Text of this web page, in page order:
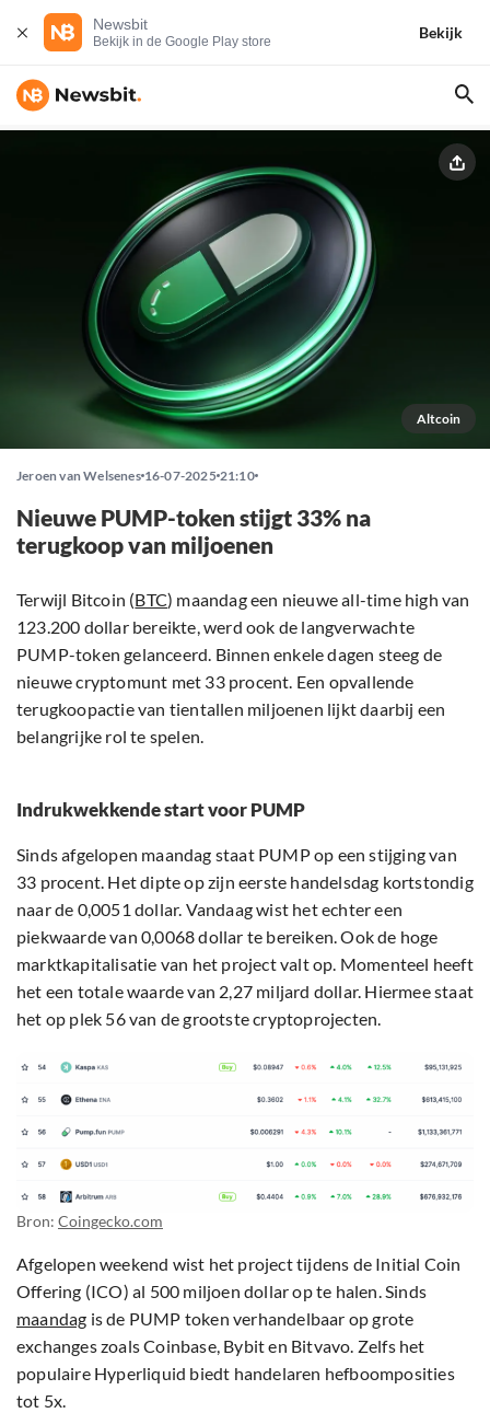
Newsbit
Bekijk in de Google Play store
Bekijk
Altcoin
Jeroen van Welsenes 16-07-2025 21:10
Nieuwe PUMP-token stijgt 33% na
terugkoop van miljoenen
Terwijl Bitcoin (BTC) maandag een nieuwe all-time high van
123.200 dollar bereikte, werd ook de langverwachte
PUMP-token gelanceerd. Binnen enkele dagen steeg de
nieuwe cryptomunt met 33 procent. Een opvallende
terugkoopactie van tientallen miljoenen lijkt daarbij een
belangrijke rol te spelen.
Indrukwekkende start voor PUMP
Sinds afgelopen maandag staat PUMP op een stijging van
33 procent. Het dipte op zijn eerste handelsdag kortstondig
naar de 0,0051 dollar. Vandaag wist het echter een
piekwaarde van 0,0068 dollar te bereiken. Ook de hoge
marktkapitalisatie van het project valt op. Momenteel heeft
het een totale waarde van 2,27 miljard dollar. Hiermee staat
het op plek 56 van de grootste cryptoprojecten.
Bron: Coingecko.com
Afgelopen weekend wist het project tijdens de Initial Coin
Offering (ICO) al 500 miljoen dollar op te halen. Sinds
maandag is de PUMP token verhandelbaar op grote
exchanges zoals Coinbase, Bybit en Bitvavo. Zelfs het
populaire Hyperliquid biedt handelaren hefboomposities
tot 5x.